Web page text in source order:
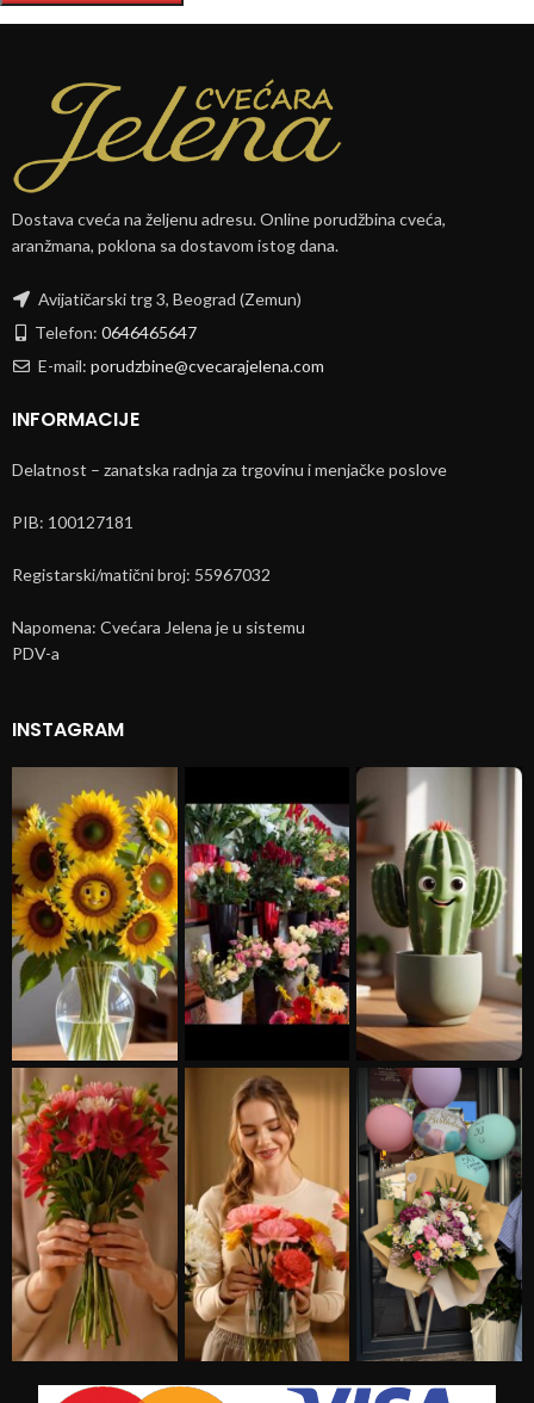
Dostava cveća na željenu adresu. Online porudžbina cveća,
aranžmana, poklona sa dostavom istog dana.
Avijatičarski trg 3, Beograd (Zemun)
Telefon: 0646465647
E-mail: porudzbine@cvecarajelena.com
INFORMACIJE
Delatnost – zanatska radnja za trgovinu i menjačke poslove
PIB: 100127181
Registarski/matični broj: 55967032
Napomena: Cvećara Jelena je u sistemu
PDV-a
INSTAGRAM